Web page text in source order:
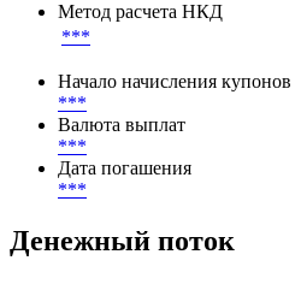
Метод расчета НКД
***
Начало начисления купонов
***
Валюта выплат
***
Дата погашения
***
Денежный поток